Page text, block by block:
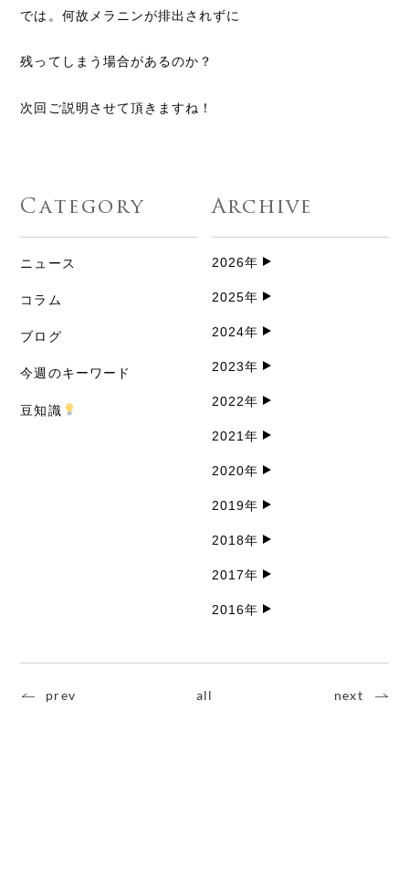
では。何故メラニンが排出されずに
残ってしまう場合があるのか？
次回ご説明させて頂きますね！
Category
ニュース
コラム
ブログ
今週のキーワード
豆知識
Archive
2026年
2025年
2024年
2023年
2022年
2021年
2020年
2019年
2018年
2017年
2016年
prev all next